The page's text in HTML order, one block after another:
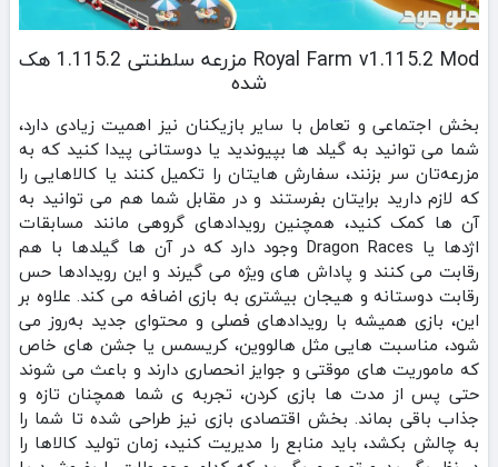
Royal Farm v1.115.2 Mod مزرعه سلطنتی 1.115.2 هک
شده
بخش اجتماعی و تعامل با سایر بازیکنان نیز اهمیت زیادی دارد،
شما می‌ توانید به گیلد ها بپیوندید یا دوستانی پیدا کنید که به
مزرعه‌‌تان سر بزنند، سفارش‌ هایتان را تکمیل کنند یا کالاهایی را
که لازم دارید برایتان بفرستند و در مقابل شما هم می‌ توانید به
آن‌ ها کمک کنید، همچنین رویدادهای گروهی مانند مسابقات
اژدها یا Dragon Races وجود دارد که در آن‌ ها گیلدها با هم
رقابت می‌ کنند و پاداش‌ های ویژه می‌ گیرند و این رویدادها حس
رقابت دوستانه و هیجان بیشتری به بازی اضافه می‌ کند. علاوه بر
این، بازی همیشه با رویدادهای فصلی و محتوای جدید به‌روز می‌
شود، مناسبت‌ هایی مثل هالووین، کریسمس یا جشن‌ های خاص
که ماموریت‌ های موقتی و جوایز انحصاری دارند و باعث می‌ شوند
حتی پس از مدت‌ ها بازی کردن، تجربه‌ ی شما همچنان تازه و
جذاب باقی بماند. بخش اقتصادی بازی نیز طراحی شده تا شما را
به چالش بکشد، باید منابع را مدیریت کنید، زمان تولید کالاها را